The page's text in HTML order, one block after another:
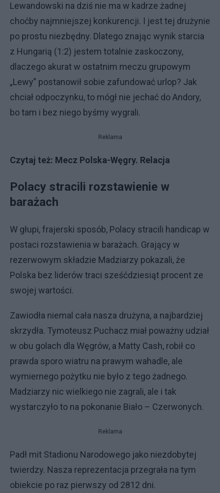
Lewandowski na dziś nie ma w kadrze żadnej
choćby najmniejszej konkurencji. I jest tej drużynie
po prostu niezbędny. Dlatego znając wynik starcia
z Hungarią (1:2) jestem totalnie zaskoczony,
dlaczego akurat w ostatnim meczu grupowym
„Lewy” postanowił sobie zafundować urlop? Jak
chciał odpoczynku, to mógł nie jechać do Andory,
bo tam i bez niego byśmy wygrali.
Reklama
Czytaj też: Mecz Polska-Węgry. Relacja
Polacy stracili rozstawienie w
barażach
W głupi, frajerski sposób, Polacy stracili handicap w
postaci rozstawienia w barażach. Grający w
rezerwowym składzie Madziarzy pokazali, że
Polska bez liderów traci sześćdziesiąt procent ze
swojej wartości.
Zawiodła niemal cała nasza drużyna, a najbardziej
skrzydła. Tymoteusz Puchacz miał poważny udział
w obu golach dla Węgrów, a Matty Cash, robił co
prawda sporo wiatru na prawym wahadle, ale
wymiernego pożytku nie było z tego żadnego.
Madziarzy nic wielkiego nie zagrali, ale i tak
wystarczyło to na pokonanie Biało – Czerwonych.
Reklama
Padł mit Stadionu Narodowego jako niezdobytej
twierdzy. Nasza reprezentacja przegrała na tym
obiekcie po raz pierwszy od 2812 dni.